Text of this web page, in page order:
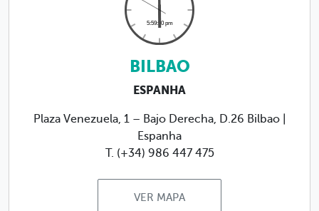
BILBAO
ESPANHA
Plaza Venezuela, 1 – Bajo Derecha, D.26 Bilbao |
Espanha
T. (+34) 986 447 475
VER MAPA